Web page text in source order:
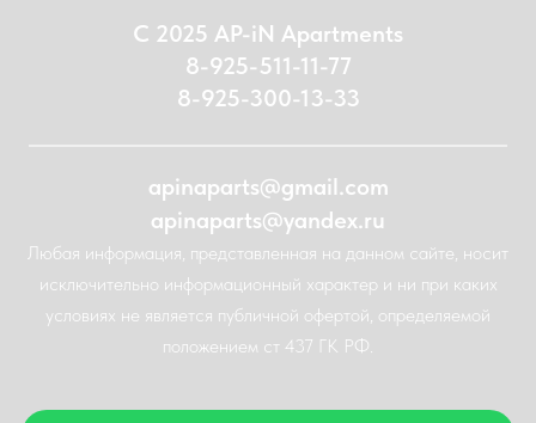
С 2025 AP-iN Apartments
8-925-511-11-77
8-925-300-13-33
apinaparts@gmail.com
apinaparts@yandex.ru
Любая информация, представленная на данном сайте, носит
исключительно информационный характер и ни при каких
условиях не является публичной офертой, определяемой
положением ст 437 ГК РФ.